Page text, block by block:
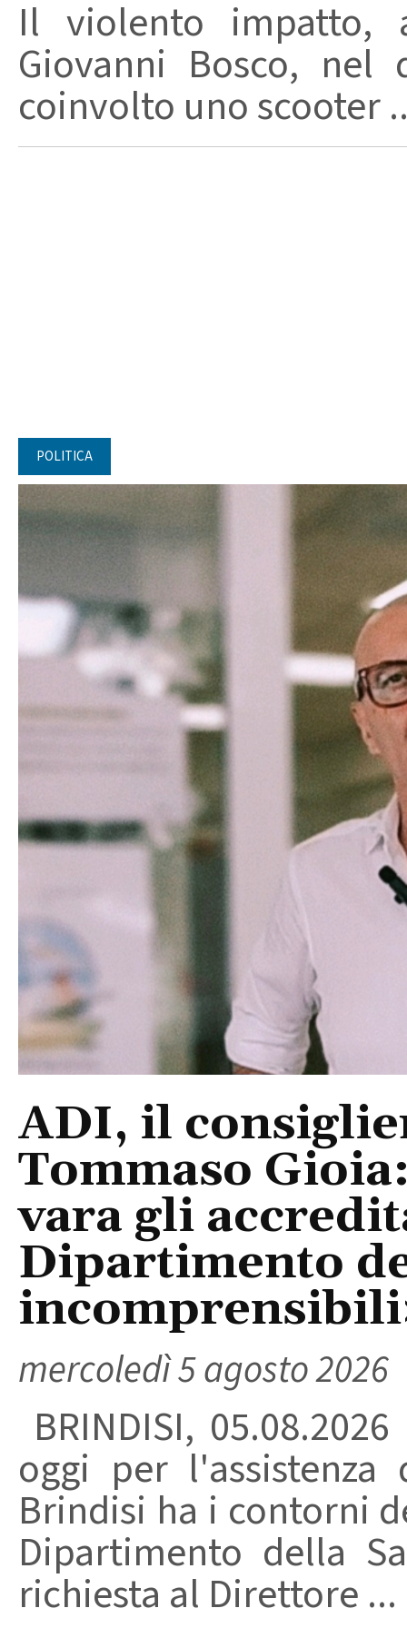
Il violento impatto,
Giovanni Bosco, nel
coinvolto uno scooter
POLITICA
ADI, il
Tommaso
vara gli
Dipartimento
mercoledì 5 agosto 2026
BRINDISI,
oggi per
Brindisi ha i contorni
Dipartimento della
richiesta al Direttore ...